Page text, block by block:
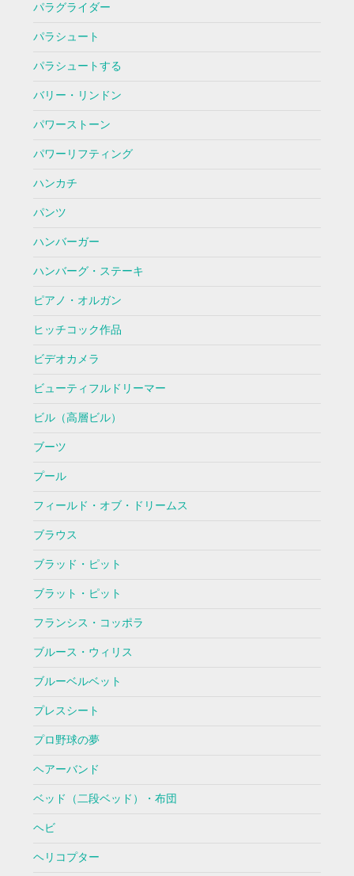
パラグライダー
パラシュート
パラシュートする
バリー・リンドン
パワーストーン
パワーリフティング
ハンカチ
パンツ
ハンバーガー
ハンバーグ・ステーキ
ピアノ・オルガン
ヒッチコック作品
ビデオカメラ
ビューティフルドリーマー
ビル（高層ビル）
ブーツ
プール
フィールド・オブ・ドリームス
ブラウス
ブラッド・ピット
ブラット・ピット
フランシス・コッポラ
ブルース・ウィリス
ブルーベルベット
プレスシート
プロ野球の夢
ヘアーバンド
ベッド（二段ベッド）・布団
ヘビ
ヘリコプター